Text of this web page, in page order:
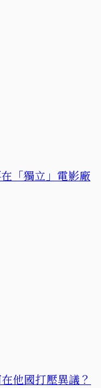
「獨立」電影廠
他國打壓異議？